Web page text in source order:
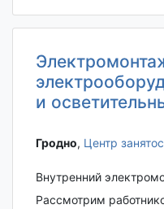
и
Гродно‎, Центр
Внутренний
Рассмотрим